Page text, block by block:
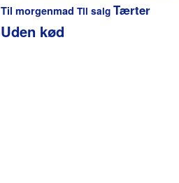
Til morgenmad Til salg Tærter
Uden kød